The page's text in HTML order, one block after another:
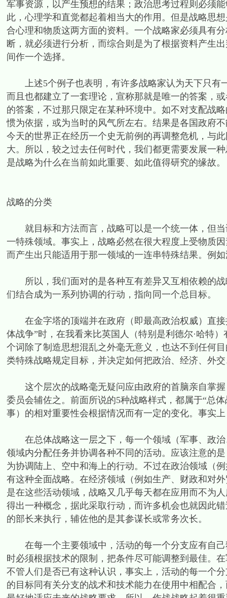
军事资源，以产生预想的结果；政治思考过程则必须
此，心理学和直觉都起着相当大的作用。但是战略思
合心理和物质这两方面的资料。一个战略家必须具有
断，就必须进行分析，而综合则是为了根据资料产生
间作一个选择。
上述5个例子也表明，有许多战略家认为天下只有
而且也都建立了一套理论，宣称那就是唯一的答案，
的答案，不过那只限定在某种环境中。如不对支配战
惯为依据，或为当时的风气所左右。结果是各国政府
今天的世界正在经历一个史无前例的再调整危机，与
大。所以，较之过去任何时代，我们都更需要发展一
是战略为什么在当前如此重要、如此值得研究的缘故。
战略的分类
就目标和方法而言，战略可以是一个统一体，但当
一特殊领域。事实上，战略必然在很大程度上受物质
而产生出只能适用于那一领域的一连串特殊结果。例
所以，我们面对的是各种互有差异又互相依赖的战
们结合成为一系列协调的行动，指向同一个总目标。
在金字塔的顶端并在政府（即最高政治权威）直接
体战争”时，在我看来比英国人（特别是利德尔·哈特
个词除了制造思想混乱之外毫无意义，也达不到任何
类特殊战略规定目标，并决定如何把政治、经济、外
这个层次的战略毫无疑问应由政府的首脑亲自掌握
委员会辅佐之。前面所说的5种战略样式，都属于“总
事）的相对重要性会根据情况而有一定的变化。事实
在总体战略这一层之下，每一个领域（军事、政治
领域内分配任务并协调各种不同的活动。应该注意的
为协调陆上、空中和海上的行动。不过在政治领域（
有这种全面战略。在经济领域（例如生产、财政和对
是在这些活动领域，战略又几乎每天都在应用而不为
得出一种概念，据此采取行动，而许多机会也就因此
的部长来执行，辅佐他的是其参谋长或常务次长。
在每一个主要领域中，活动的每一个分支应有自己
时必须根据技术的限制，把条件尽可能调整到最佳。
不管人们是否已有这种认识，事实上，活动的每一个
的目标同有关分支的战术和技术能力在使用中相配合